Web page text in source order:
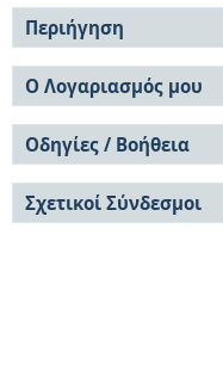
Περιήγηση
Σε όλο το DSpace
Κοινότητες & Συλλογές
Ανά Ημερομηνία
Έκδοσης
Συγγραφείς
Τίτλοι
Θέματα
Ο Λογαριασμός μου
Σύνδεση
Εγγραφή
Οδηγίες / Βοήθεια
Οδηγίες Υποβολής
Οδηγίες Χρήσης ΙΑ
Συχνές Ερωτήσεις
Σχετικοί Σύνδεσμοι